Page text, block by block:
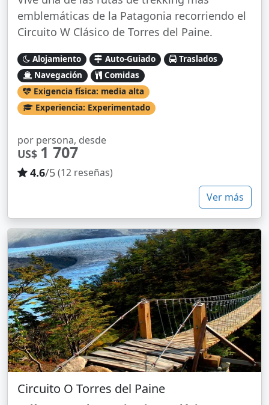
emblemáticas de la Patagonia recorriendo el
Circuito W Clásico de Torres del Paine.
Alojamiento Auto-Guiado
Traslados
Navegación
Comidas
Exigencia física: media alta
Experiencia: Experimentado
por persona, desde
US$ 1 707
4.6/5(12 reseñas)
Ver más
Circuito O Torres del Paine